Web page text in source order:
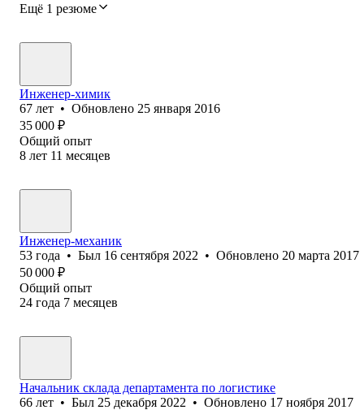
Ещё 1 резюме
Инженер-химик
67 лет • Обновлено 25 января 2016
35 000 ₽
Общий опыт
8 лет 11 месяцев
Инженер-механик
53 года • Был 16 сентября 2022 • Обновлено 20 марта 2017
50 000 ₽
Общий опыт
24 года 7 месяцев
Начальник склада департамента по логистике
66 лет • Был 25 декабря 2022 • Обновлено 17 ноября 2017